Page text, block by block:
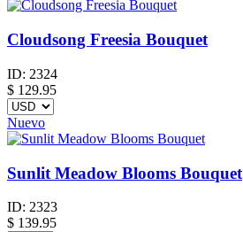
Cloudsong Freesia Bouquet
ID: 2324
$ 129.95
Nuevo
Sunlit Meadow Blooms Bouquet
ID: 2323
$ 139.95